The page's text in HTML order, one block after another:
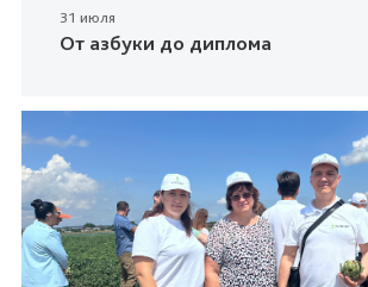
31 июля
От азбуки до диплома